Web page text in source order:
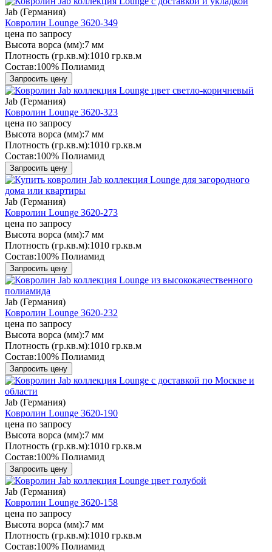
Jab (Германия)
Ковролин Lounge 3620-349
цена по запросу
Высота ворса (мм):7 мм
Плотность (гр.кв.м):1010 гр.кв.м
Состав:100% Полиамид
Запросить цену
Jab (Германия)
Ковролин Lounge 3620-323
цена по запросу
Высота ворса (мм):7 мм
Плотность (гр.кв.м):1010 гр.кв.м
Состав:100% Полиамид
Запросить цену
Jab (Германия)
Ковролин Lounge 3620-273
цена по запросу
Высота ворса (мм):7 мм
Плотность (гр.кв.м):1010 гр.кв.м
Состав:100% Полиамид
Запросить цену
Jab (Германия)
Ковролин Lounge 3620-232
цена по запросу
Высота ворса (мм):7 мм
Плотность (гр.кв.м):1010 гр.кв.м
Состав:100% Полиамид
Запросить цену
Jab (Германия)
Ковролин Lounge 3620-190
цена по запросу
Высота ворса (мм):7 мм
Плотность (гр.кв.м):1010 гр.кв.м
Состав:100% Полиамид
Запросить цену
Jab (Германия)
Ковролин Lounge 3620-158
цена по запросу
Высота ворса (мм):7 мм
Плотность (гр.кв.м):1010 гр.кв.м
Состав:100% Полиамид